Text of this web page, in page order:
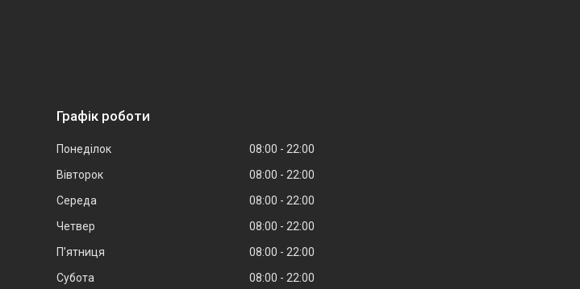
Графік роботи
Понеділок 08:00
22:00
Вівторок
08:00
22:00
Середа
08:00
22:00
Четвер
08:00
22:00
Пʼятниця
08:00
22:00
Субота
08:00
22:00